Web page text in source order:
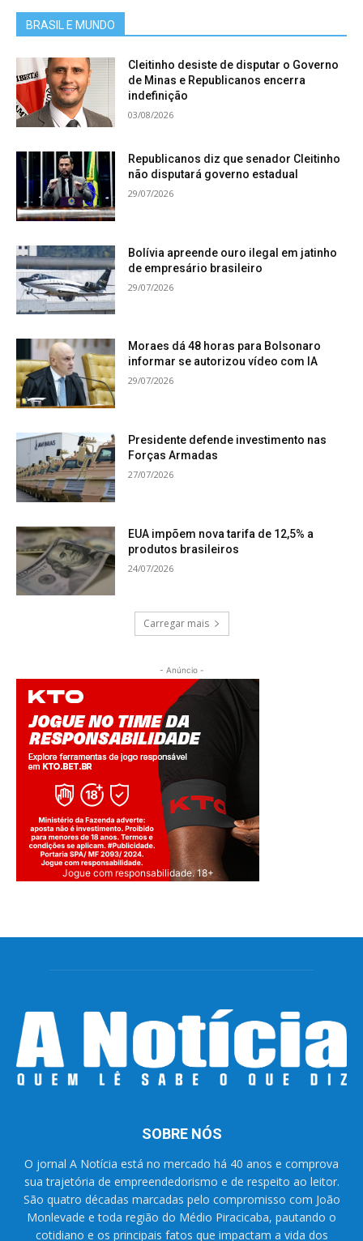
BRASIL E MUNDO
Cleitinho desiste de disputar o Governo
de Minas e Republicanos encerra
indefinição
03/08/2026
Republicanos diz que senador Cleitinho
não disputará governo estadual
29/07/2026
Bolívia apreende ouro ilegal em jatinho
de empresário brasileiro
29/07/2026
Moraes dá 48 horas para Bolsonaro
informar se autorizou vídeo com IA
29/07/2026
Presidente defende investimento nas
Forças Armadas
27/07/2026
EUA impõem nova tarifa de 12,5% a
produtos brasileiros
24/07/2026
Carregar mais
- Anúncio -
Jogue com responsabilidade. 18+
SOBRE NÓS
O jornal A Notícia está no mercado há 40 anos e comprova
sua trajetória de empreendedorismo e de respeito ao leitor.
São quatro décadas marcadas pelo compromisso com João
Monlevade e toda região do Médio Piracicaba, pautando o
cotidiano e os principais fatos que impactam a vida dos